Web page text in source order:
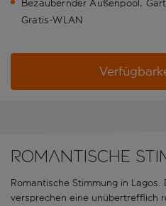
Bezaubernder Außenpool,
Gratis-WLAN
Romantische
Romantische Stimmung in
versprechen eine unübertrefflich